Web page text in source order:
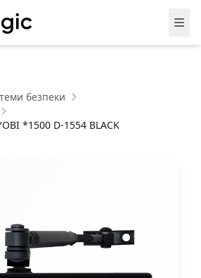
безпеки
*1500 D-1554 BLACK